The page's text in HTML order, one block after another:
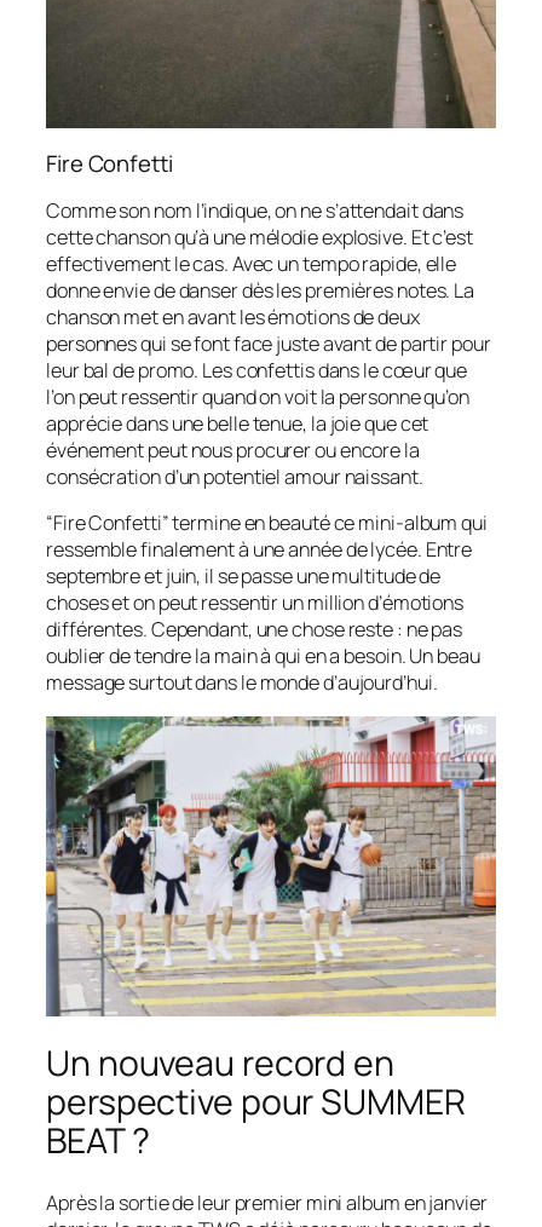
Fire Confetti
Comme son nom l’indique, on ne s’attendait dans
cette chanson qu’à une mélodie explosive. Et c’est
effectivement le cas. Avec un tempo rapide, elle
donne envie de danser dès les premières notes. La
chanson met en avant les émotions de deux
personnes qui se font face juste avant de partir pour
leur bal de promo. Les confettis dans le cœur que
l’on peut ressentir quand on voit la personne qu’on
apprécie dans une belle tenue, la joie que cet
événement peut nous procurer ou encore la
consécration d’un potentiel amour naissant.
“Fire Confetti” termine en beauté ce mini-album qui
ressemble finalement à une année de lycée. Entre
septembre et juin, il se passe une multitude de
choses et on peut ressentir un million d’émotions
différentes. Cependant, une chose reste : ne pas
oublier de tendre la main à qui en a besoin. Un beau
message surtout dans le monde d’aujourd’hui.
Un nouveau record en
perspective pour SUMMER
BEAT ?
Après la sortie de leur premier mini album en janvier